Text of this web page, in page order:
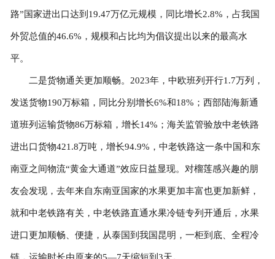
路”国家进出口达到19.47万亿元规模，同比增长2.8%，占我国
外贸总值的46.6%，规模和占比均为倡议提出以来的最高水
平。
二是货物通关更加顺畅。2023年，中欧班列开行1.7万列，
发送货物190万标箱，同比分别增长6%和18%；西部陆海新通
道班列运输货物86万标箱，增长14%；海关监管验放中老铁路
进出口货物421.8万吨，增长94.9%，中老铁路这一条中国和东
南亚之间物流“黄金大通道”效应日益显现。对榴莲感兴趣的朋
友会发现，去年来自东南亚国家的水果更加丰富也更加新鲜，
就和中老铁路有关，中老铁路直通水果冷链专列开通后，水果
进口更加顺畅、便捷，从泰国到我国昆明，一柜到底、全程冷